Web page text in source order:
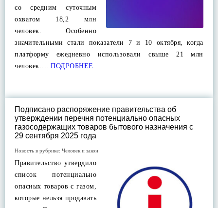
со средним суточным
охватом 18,2 млн
человек. Особенно
значительными стали показатели 7 и 10 октября, когда
платформу ежедневно использовали свыше 21 млн
человек…. ПОДРОБНЕЕ
Подписано распоряжение правительства об
утверждении перечня потенциально опасных
газосодержащих товаров бытового назначения с
29 сентября 2025 года
Новость в рубрике: Человек и закон
Правительство утвердило
список потенциально
опасных товаров с газом,
которые нельзя продавать